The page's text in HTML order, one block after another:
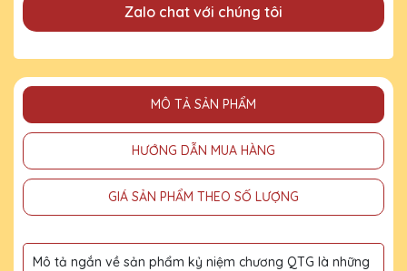
Zalo chat với chúng tôi
MÔ TẢ SẢN PHẨM
HƯỚNG DẪN MUA HÀNG
GIÁ SẢN PHẨM THEO SỐ LƯỢNG
Mô tả ngắn về sản phẩm kỷ niệm chương QTG là những